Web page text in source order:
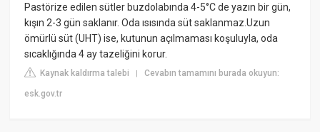
Pastörize edilen sütler buzdolabında 4-5°C de yazın bir gün,
kışın 2-3 gün saklanır. Oda ısısında süt saklanmaz.Uzun
ömürlü süt (UHT) ise, kutunun açılmaması koşuluyla, oda
sıcaklığında 4 ay tazeliğini korur.
Kaynak kaldırma talebi |Cevabın tamamını burada okuyun:
esk.gov.tr